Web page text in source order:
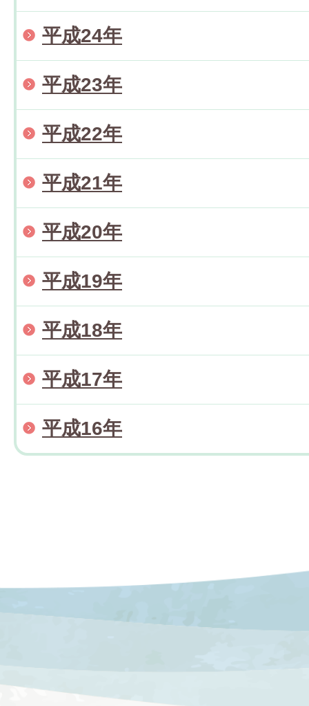
平成24年
平成23年
平成22年
平成21年
平成20年
平成19年
平成18年
平成17年
平成16年